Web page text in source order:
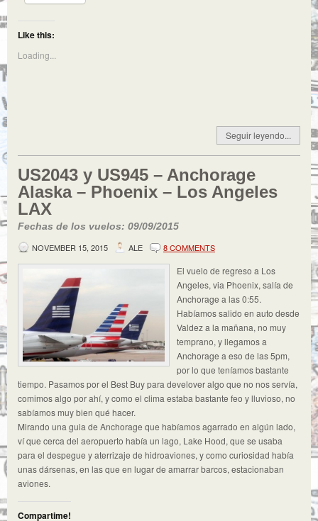
Like this:
Loading...
Seguir leyendo...
US2043 y US945 – Anchorage
Alaska – Phoenix – Los Angeles
LAX
Fechas de los vuelos: 09/09/2015
NOVEMBER 15, 2015
ALE 8 COMMENTS
El vuelo de regreso a Los
Angeles, via Phoenix, salía de
Anchorage a las 0:55.
Habíamos salido en auto desde
Valdez a la mañana, no muy
temprano, y llegamos a
Anchorage a eso de las 5pm,
por lo que teníamos bastante
tiempo. Pasamos por el Best Buy para develover algo que no nos servía,
comimos algo por ahí, y como el clima estaba bastante feo y lluvioso, no
sabíamos muy bien qué hacer.
Mirando una guia de Anchorage que habíamos agarrado en algún lado,
ví que cerca del aeropuerto había un lago, Lake Hood, que se usaba
para el despegue y aterrizaje de hidroaviones, y como curiosidad había
unas dársenas, en las que en lugar de amarrar barcos, estacionaban
aviones.
Compartime!